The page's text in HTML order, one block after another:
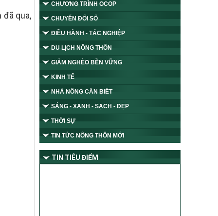
đã qua,
CHƯƠNG TRÌNH OCOP
CHUYỂN ĐỔI SỐ
ĐIỀU HÀNH - TÁC NGHIỆP
DU LỊCH NÔNG THÔN
GIẢM NGHÈO BỀN VỮNG
KINH TẾ
NHÀ NÔNG CẦN BIẾT
SÁNG - XANH - SẠCH - ĐẸP
THỜI SỰ
TIN TỨC NÔNG THÔN MỚI
TIN TIÊU ĐIỂM